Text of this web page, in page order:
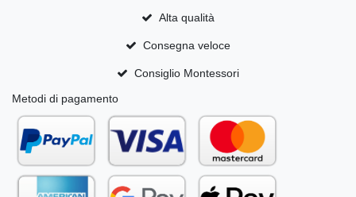
Alta qualità
Consegna veloce
Consiglio Montessori
Metodi di pagamento